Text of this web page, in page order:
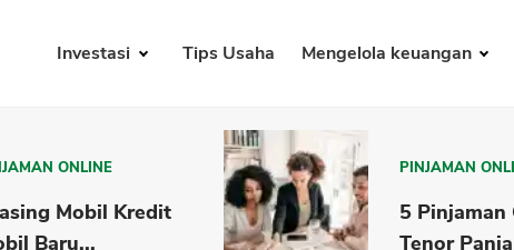
Investasi Tips Usaha Mengelola keuangan
ONLINE
Mobil Kredit
Baru...
PINJAMAN
5 Pinjaman
Tenor